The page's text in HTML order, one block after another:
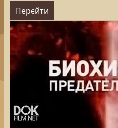
Перейти